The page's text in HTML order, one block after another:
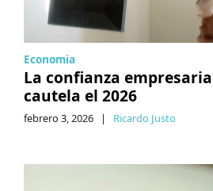
Economia
La confianza
cautela el 2026
febrero 3, 2026 | Ricardo Justo